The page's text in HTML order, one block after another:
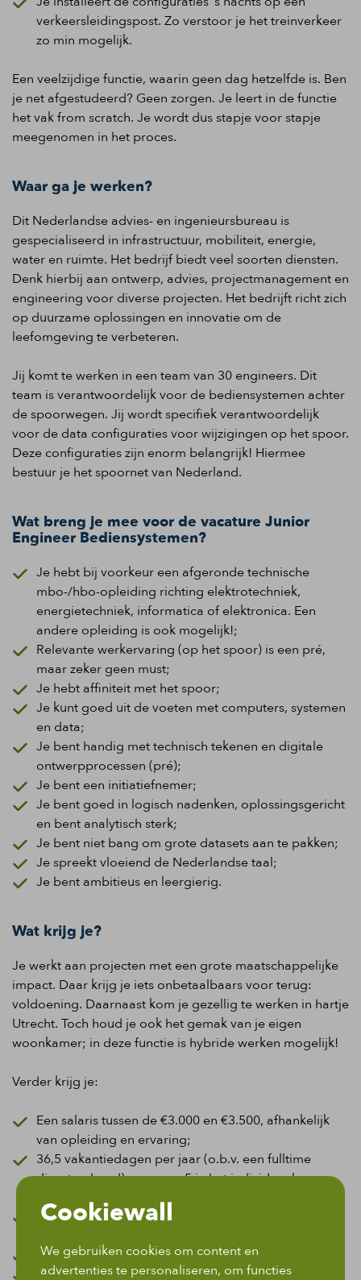
verkeersleidingspost. Zo verstoor je het treinverkeer
zo min mogelijk.
Een veelzijdige functie, waarin geen dag hetzelfde is. Ben
je net afgestudeerd? Geen zorgen. Je leert in de functie
het vak from scratch. Je wordt dus stapje voor stapje
meegenomen in het proces.
Waar ga je werken?
Dit Nederlandse advies- en ingenieursbureau is
gespecialiseerd in infrastructuur, mobiliteit, energie,
water en ruimte. Het bedrijf biedt veel soorten diensten.
Denk hierbij aan ontwerp, advies, projectmanagement en
engineering voor diverse projecten. Het bedrijft richt zich
op duurzame oplossingen en innovatie om de
leefomgeving te verbeteren.
Jij komt te werken in een team van 30 engineers. Dit
team is verantwoordelijk voor de bediensystemen achter
de spoorwegen. Jij wordt specifiek verantwoordelijk
voor de data configuraties voor wijzigingen op het spoor.
Deze configuraties zijn enorm belangrijk! Hiermee
bestuur je het spoornet van Nederland.
Wat breng je mee voor de vacature Junior
Engineer Bediensystemen?
Je hebt bij voorkeur een afgeronde technische
mbo-/hbo-opleiding richting elektrotechniek,
energietechniek, informatica of elektronica. Een
andere opleiding is ook mogelijk!;
Relevante werkervaring (op het spoor) is een pré,
maar zeker geen must;
Je hebt affiniteit met het spoor;
Je kunt goed uit de voeten met computers, systemen
en data;
Je bent handig met technisch tekenen en digitale
ontwerpprocessen (pré);
Je bent een initiatiefnemer;
Je bent goed in logisch nadenken, oplossingsgericht
en bent analytisch sterk;
Je bent niet bang om grote datasets aan te pakken;
Je spreekt vloeiend de Nederlandse taal;
Je bent ambitieus en leergierig.
Wat krijg je?
Je werkt aan projecten met een grote maatschappelijke
impact. Daar krijg je iets onbetaalbaars voor terug:
voldoening. Daarnaast kom je gezellig te werken in hartje
Utrecht. Toch houd je ook het gemak van je eigen
woonkamer; in deze functie is hybride werken mogelijk!
Verder krijg je:
Een salaris tussen de €3.000 en €3.500, afhankelijk
van opleiding en ervaring;
36,5 vakantiedagen per jaar (o.b.v. een fulltime
dienstverband), waarvan 5 in het individueel
keuzebudget;
Een individueel keuzebudget, dat bestaat uit een
Een winstafhankelijke uitkering van maximaal 4%;
Een maandelijkse vergoeding voor de inrichting van
Cookiewall
We gebruiken cookies om content en
advertenties te personaliseren, om functies